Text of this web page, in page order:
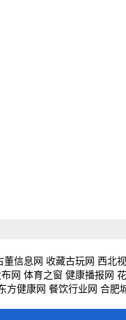
董信息网 收藏古玩网 西北
网 体育之窗 健康播报网
方健康网 餐饮行业网 合肥